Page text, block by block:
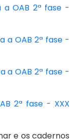
OAB 2ª fase -
a OAB 2ª fase -
a OAB 2ª fase -
2ª fase - XXX
e os cadernos